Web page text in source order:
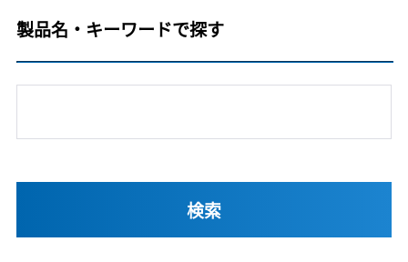
製品名・キーワードで探す